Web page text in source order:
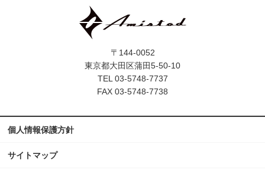
〒144-0052
東京都大田区蒲田5-50-10
TEL 03-5748-7737
FAX 03-5748-7738
個人情報保護方針
サイトマップ